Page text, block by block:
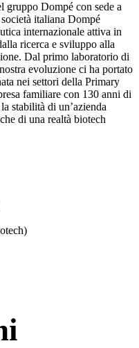
gruppo Dompé con sede a
italiana Dompé
internazionale attiva in
ricerca e sviluppo alla
Dal primo laboratorio di
evoluzione ci ha portato
nei settori della Primary
familiare con 130 anni di
stabilità di un’azienda
di una realtà biotech